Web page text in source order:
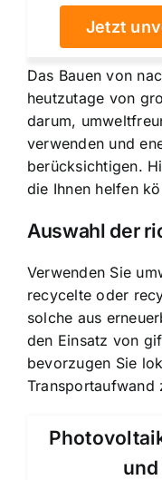
Jetzt
Das Bauen von
heutzutage von
darum,
verwenden und
berücksichtigen.
die Ihnen helfen
Auswahl der
Verwenden Sie
recycelte oder
solche aus
den Einsatz von
bevorzugen Sie
Transportaufwand